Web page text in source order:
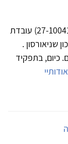
פסיכולוגית חינוכית מומחית (מספר רישיון 27-100412) עובדת
שניאורסון .
בחינוך המיוחד כ17 שנים. כיום, בתפקיד